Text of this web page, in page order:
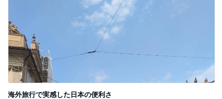
海外旅行で実感した日本の便利さ